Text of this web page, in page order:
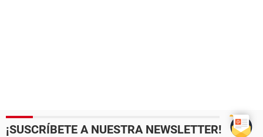
¡SUSCRÍBETE A NUESTRA NEWSLETTER!